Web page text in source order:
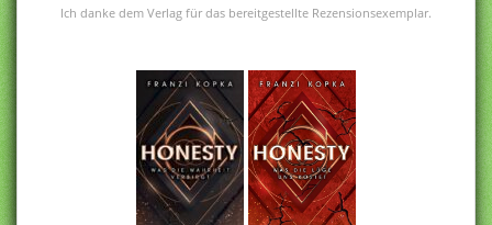
Ich danke dem Verlag für das bereitgestellte Rezensionsexemplar.